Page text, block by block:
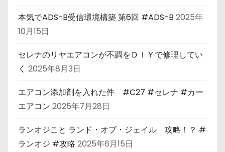
本気でADS-B受信環境構築 第6回 #ADS-B 2025年
10月15日
セレナのリヤエアコンが不調をＤＩＹで修理してい
く 2025年8月3日
エアコン添加剤を入れた件 #C27 #セレナ #カー
エアコン 2025年7月28日
ランオジこと ランド・オブ・ジェイル 攻略！？ #
ランオジ #攻略 2025年6月15日